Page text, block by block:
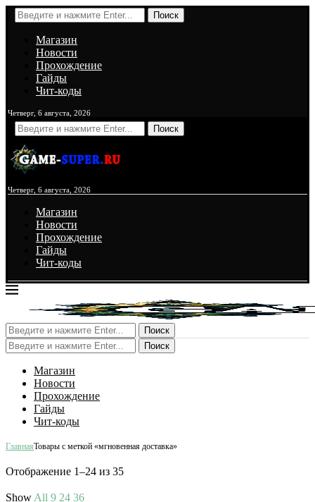
Поиск
Магазин
Новости
Прохождение
Гайды
Чит-коды
Четверг, 6 августа, 2026
Поиск
Четверг, 6 августа, 2026
Магазин
Новости
Прохождение
Гайды
Чит-коды
Поиск
Поиск
Магазин
Новости
Прохождение
Гайды
Чит-коды
ГлавнаяТовары с меткой «мгновенная доставка»
Отображение 1–24 из 35
Show All 9 24 36